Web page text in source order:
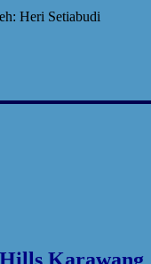
Heri Setiabudi